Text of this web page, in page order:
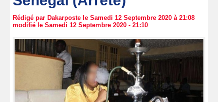
Rédigé par Dakarposte le Samedi 12 Septembre 2020 à 21:08
modifié le Samedi 12 Septembre 2020 - 21:10